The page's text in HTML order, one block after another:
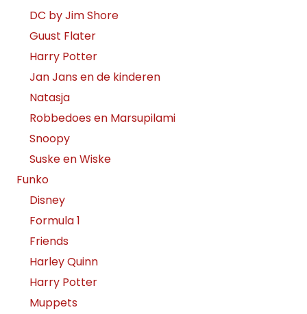
DC by Jim Shore
Guust Flater
Harry Potter
Jan Jans en de kinderen
Natasja
Robbedoes en Marsupilami
Snoopy
Suske en Wiske
Funko
Disney
Formula 1
Friends
Harley Quinn
Harry Potter
Muppets